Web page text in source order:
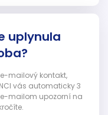
uplynula
mailový kontakt,
vás automaticky 3
mailom upozorní na